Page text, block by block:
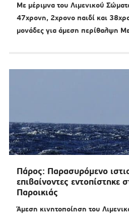
Με μέριμνα του Λιμενικού
47χρονη, 2χρονο παιδί και
μονάδες για άμεση περίθαλψη
Πάρος: Παρασυρόμενο
επιβαίνοντες εντοπίστηκε
Παροικιάς
Άμεση κινητοποίηση του